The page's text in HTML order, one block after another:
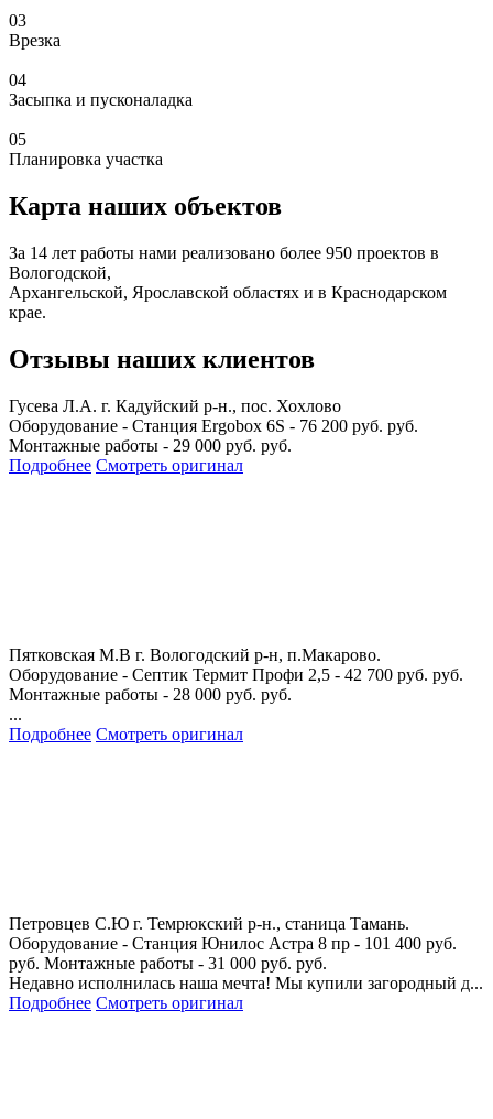
03
Врезка
04
Засыпка и пусконаладка
05
Планировка участка
Карта наших объектов
За 14 лет работы нами реализовано более 950 проектов в
Вологодской,
Архангельской, Ярославской областях и в Краснодарском
крае.
Отзывы наших клиентов
Гусева Л.А. г. Кадуйский р-н., пос. Хохлово
Оборудование - Станция Ergobox 6S - 76 200 руб. руб.
Монтажные работы - 29 000 руб. руб.
Подробнее Смотреть оригинал
Пятковская М.В г. Вологодский р-н, п.Макарово.
Оборудование - Септик Термит Профи 2,5 - 42 700 руб. руб.
Монтажные работы - 28 000 руб. руб.
...
Подробнее Смотреть оригинал
Петровцев С.Ю г. Темрюкский р-н., станица Тамань.
Оборудование - Станция Юнилос Астра 8 пр - 101 400 руб.
руб. Монтажные работы - 31 000 руб. руб.
Недавно исполнилась наша мечта! Мы купили загородный д...
Подробнее Смотреть оригинал